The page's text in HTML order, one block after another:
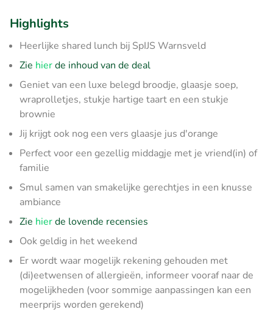
Highlights
Heerlijke shared lunch bij SpIJS Warnsveld
Zie hierde inhoud van de deal
Geniet van een luxe belegd broodje, glaasje soep,
wraprolletjes, stukje hartige taart en een stukje
brownie
Jij krijgt ook nog een vers glaasje jus d'orange
Perfect voor een gezellig middagje met je vriend(in) of
familie
Smul samen van smakelijke gerechtjes in een knusse
ambiance
Zie hierde lovende recensies
Ook geldig in het weekend
Er wordt waar mogelijk rekening gehouden met
(di)eetwensen of allergieën, informeer vooraf naar de
mogelijkheden (voor sommige aanpassingen kan een
meerprijs worden gerekend)